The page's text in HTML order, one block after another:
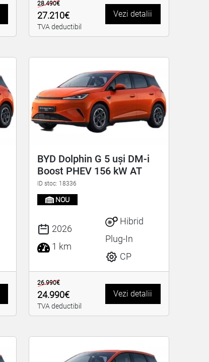
28.490€
27.210€
TVA deductibil
Vezi detalii
BYD Dolphin G 5 uși DM-i
Boost PHEV 156 kW AT
ID stoc: 18336
NOU
2026
1 km
Hibrid
Plug-In
CP
26.990€
24.990€
TVA deductibil
Vezi detalii